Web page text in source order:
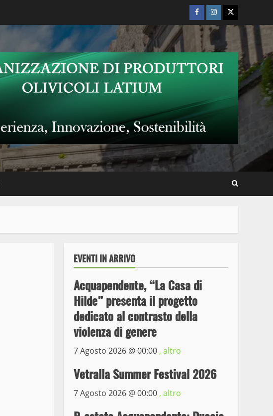
Facebook
Instagram
Twitter
EVENTI IN ARRIVO
Acquapendente, “La Casa di
Hilde” presenta il progetto
dedicato al contrasto della
violenza di genere
7 Agosto 2026 @00:00 , altro
Vetralla Summer Festival 2026
7 Agosto 2026 @00:00 , altro
3
Wiplanet Baseball supera
9 Maggio 2023
La Polizia di Stato arresta